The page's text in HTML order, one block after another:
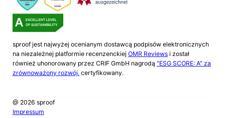
sproof jest najwyżej ocenianym dostawcą podpisów elektronicznych
na niezależnej platformie recenzenckiej OMR Reviewsi został
również uhonorowany przez CRIF GmbH nagrodą "ESG SCORE: A" za
zrównoważony rozwój.certyfikowany.
@ 2026 sproof
Impressum